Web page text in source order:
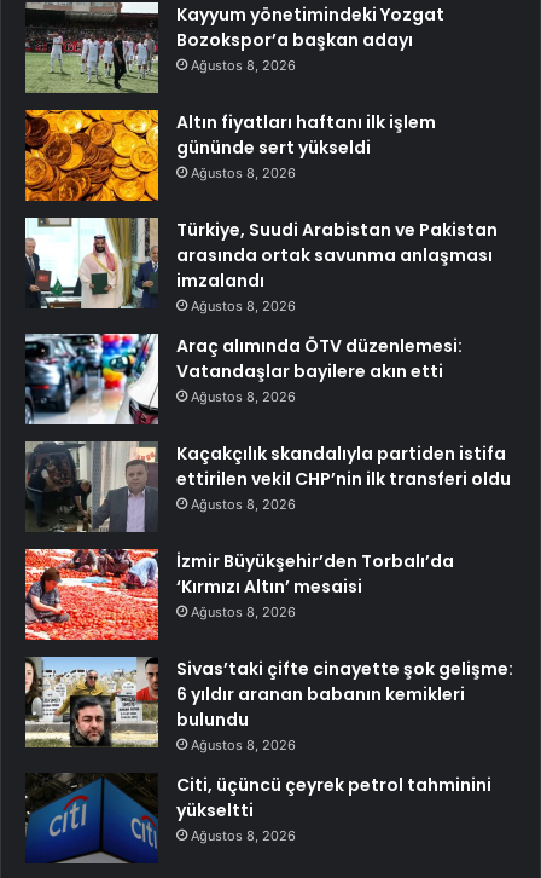
Kayyum yönetimindeki Yozgat
Bozokspor’a başkan adayı
Ağustos 8, 2026
Altın fiyatları haftanı ilk işlem
gününde sert yükseldi
Ağustos 8, 2026
Türkiye, Suudi Arabistan ve Pakistan
arasında ortak savunma anlaşması
imzalandı
Ağustos 8, 2026
Araç alımında ÖTV düzenlemesi:
Vatandaşlar bayilere akın etti
Ağustos 8, 2026
Kaçakçılık skandalıyla partiden istifa
ettirilen vekil CHP’nin ilk transferi oldu
Ağustos 8, 2026
İzmir Büyükşehir’den Torbalı’da
‘Kırmızı Altın’ mesaisi
Ağustos 8, 2026
Sivas’taki çifte cinayette şok gelişme:
6 yıldır aranan babanın kemikleri
bulundu
Ağustos 8, 2026
Citi, üçüncü çeyrek petrol tahminini
yükseltti
Ağustos 8, 2026